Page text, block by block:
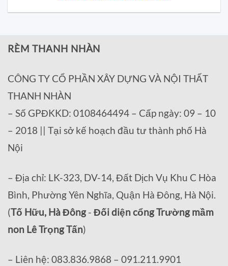
RÈM THANH NHÀN
CÔNG TY CỔ PHẦN XÂY DỰNG VÀ NỘI THẤT
THANH NHÀN
– Số GPĐKKD: 0108464494 – Cấp ngày: 09 – 10
– 2018 || Tại sở kế hoạch đầu tư thành phố Hà
Nội
– Địa chỉ: LK-323, DV-14, Đất Dịch Vụ Khu C Hòa
Bình, Phường Yên Nghĩa, Quận Hà Đông, Hà Nội.
(Tố Hữu, Hà Đông- Đối diện cổng Trường mầm
non Lê Trọng Tấn)
– Liên hệ: 083.836.9868 – 091.211.9901